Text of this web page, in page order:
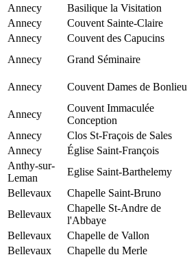
Annecy
Basilique la Visitation
Annecy
Couvent Sainte-Claire
Annecy
Couvent des Capucins
Annecy
Grand Séminaire
Annecy
Couvent Dames de Bonlieu
Annecy
Couvent Immaculée
Conception
Annecy
Clos St-Fraçois de Sales
Annecy
Église Saint-François
Anthy-sur-
Leman
Eglise Saint-Barthelemy
Bellevaux
Chapelle Saint-Bruno
Bellevaux
Chapelle St-Andre de
l'Abbaye
Bellevaux
Chapelle de Vallon
Bellevaux
Chapelle du Merle